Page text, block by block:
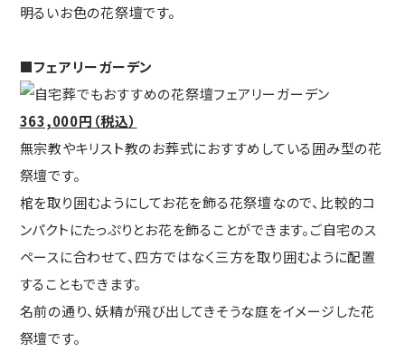
明るいお色の花祭壇です。
■フェアリーガーデン
363,000円（税込）
無宗教やキリスト教のお葬式におすすめしている囲み型の花
祭壇です。
棺を取り囲むようにしてお花を飾る花祭壇なので、比較的コ
ンパクトにたっぷりとお花を飾ることができます。ご自宅のス
ペースに合わせて、四方ではなく三方を取り囲むように配置
することもできます。
名前の通り、妖精が飛び出してきそうな庭をイメージした花
祭壇です。